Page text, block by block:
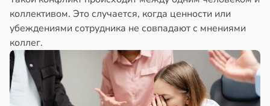
коллективом. Это случается, когда ценности или
убеждениями сотрудника не совпадают с мнениями
коллег.